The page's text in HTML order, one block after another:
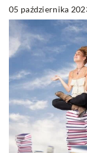
05 października